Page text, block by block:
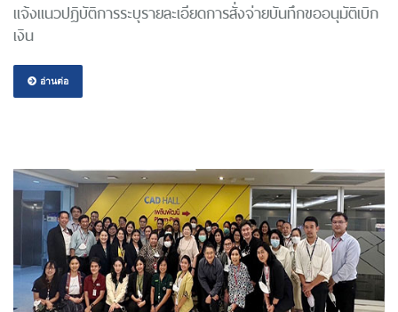
แจ้งแนวปฎิบัติการระบุรายละเอียดการสั่งจ่ายบันทึกขออนุมัติเบิก
เงิน
อ่านต่อ